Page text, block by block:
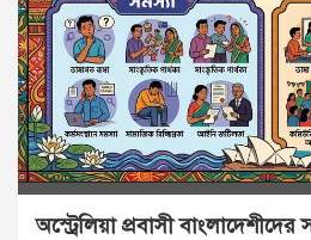
অস্ট্রেলিয়া প্রবাসী